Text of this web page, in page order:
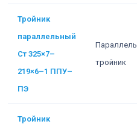
Тройник
параллельный
Ст 325×7–
219×6–1 ППУ–
ПЭ
тройник
Тройник